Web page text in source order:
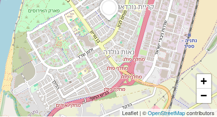
+
−
Leaflet | ©OpenStreetMapcontributors